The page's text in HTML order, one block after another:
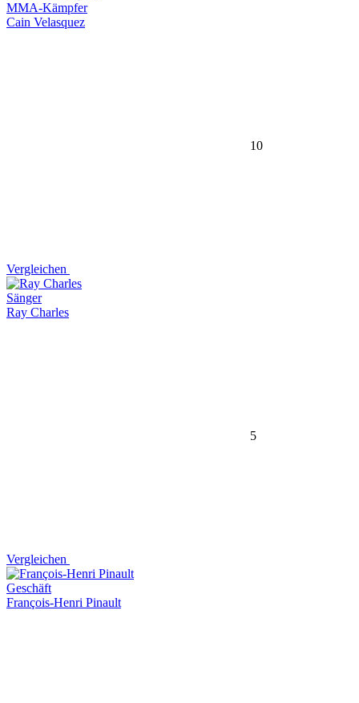
MMA-Kämpfer
Cain Velasquez
10
Vergleichen
Sänger
Ray Charles
5
Vergleichen
Geschäft
François-Henri Pinault